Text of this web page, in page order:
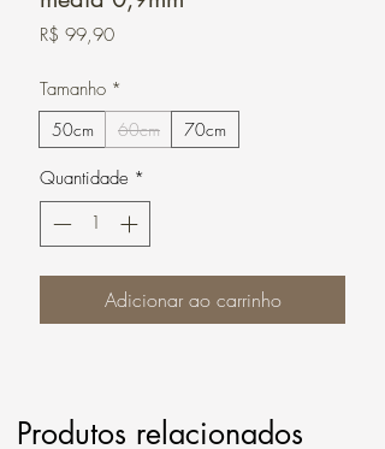
R$ 99,90Preço
Tamanho *
50cm 60cm 70cm
Quantidade *
Adicionar ao carrinho
Produtos relacionados